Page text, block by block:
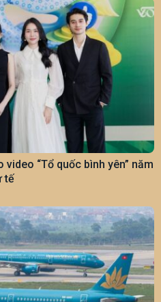
“Tổ quốc bình yên” năm
tế